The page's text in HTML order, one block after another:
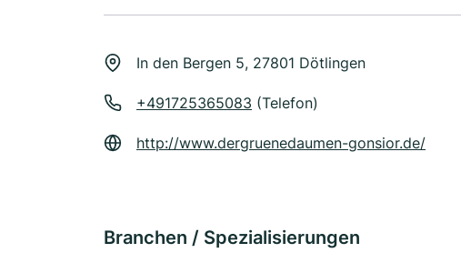
In den Bergen 5, 27801 Dötlingen
+491725365083 (Telefon)
http://www.dergruenedaumen-gonsior.de/
Branchen / Spezialisierungen